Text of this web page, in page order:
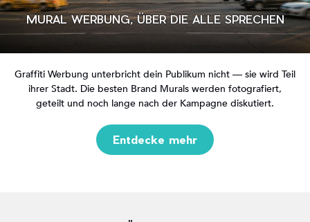
MURAL WERBUNG, ÜBER DIE ALLE SPRECHEN
Graffiti Werbung unterbricht dein Publikum nicht — sie wird Teil
ihrer Stadt. Die besten Brand Murals werden fotografiert,
geteilt und noch lange nach der Kampagne diskutiert.
Entdecke mehr